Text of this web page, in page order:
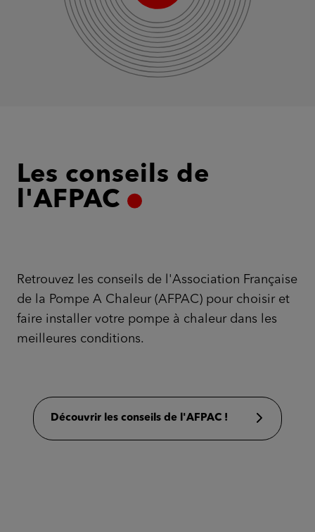
Les conseils de
l'AFPAC
Retrouvez les conseils de l'Association Française
de la Pompe A Chaleur (AFPAC) pour choisir et
faire installer votre pompe à chaleur dans les
meilleures conditions.
Découvrir les conseils de l'AFPAC !